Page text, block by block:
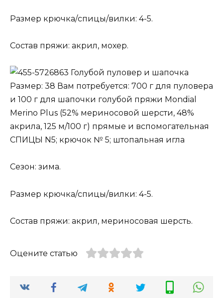
Размер крючка/спицы/вилки: 4-5.
Состав пряжи: акрил, мохер.
Голубой пуловер и шапочка
Размер: 38 Вам потребуется: 700 г для пуловера
и 100 г для шапочки голубой пряжи Mondial
Merino Plus (52% мериносовой шерсти, 48%
акрила, 125 м/100 г) прямые и вспомогательная
СПИЦЫ N5; крючок № 5; штопальная игла
Сезон: зима.
Размер крючка/спицы/вилки: 4-5.
Состав пряжи: акрил, мериносовая шерсть.
Оцените статью